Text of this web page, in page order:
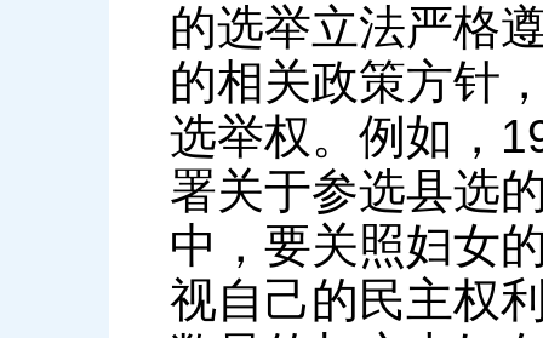
的选举立法严格
的相关政策方针
选举权。例如，
署关于参选县选
中，要关照妇女
视自己的民主权